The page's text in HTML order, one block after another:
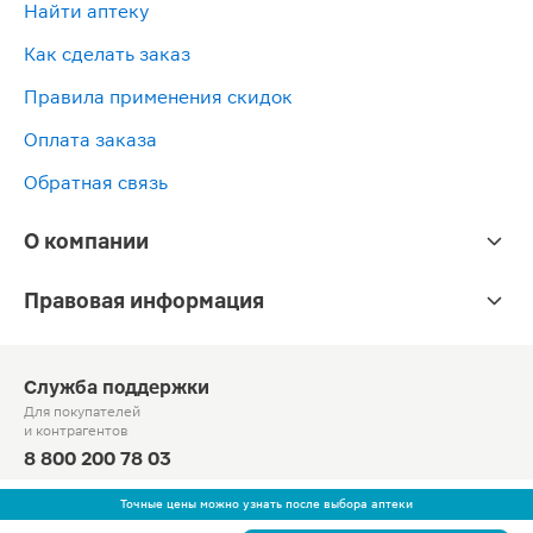
Точные цены можно узнать после выбора аптеки
Найти аптеку
Как сделать заказ
Правила применения скидок
Оплата заказа
Обратная связь
О компании
Правовая информация
Служба поддержки
Для покупателей
и контрагентов
8 800 200 78 03
Круглосуточно, звонок по России бесплатный